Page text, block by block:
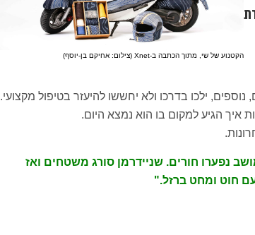
הקטנוע של שי, מתוך הכתבה ב-Xnet (צילום: אחיקם בן-יוסף)
ילכו בדרכו ולא יחששו להיעזר בטיפול מקצועי.
איך הגיע למקום בו הוא נמצא היום.
נפערו חורים. שניידרמן סורג משטחים ואז
חוט ומחט ברזל."